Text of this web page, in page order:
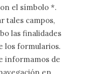
el símbolo *.
tales campos,
las finalidades
los formularios.
informamos de